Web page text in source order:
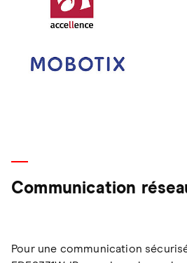
Communication
Pour une communication